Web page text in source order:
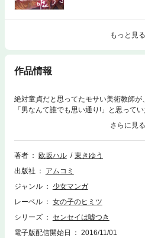
もっと見る
作品情報
絶対童貞だと思ってたモサい美術教師
「男なんて誰でも思い通り!」と思って
一見向きもしない男、美術教師の狭間(
ぎれに「モサ男をオトす!」と宣言し、
ろうとノリノリでアプローチ。だけど
た狭間の素顔はイケメンだった!? しかも
ちかは、狭間のことが気になり始めてし
著者 欧坂ハル
東きゆう
出版社
アムコミ
ジャンル
少女マンガ
レーベル
女の子のヒミツ
シリーズ
センセイは嘘つき
電子版配信開始日
2016/11/01